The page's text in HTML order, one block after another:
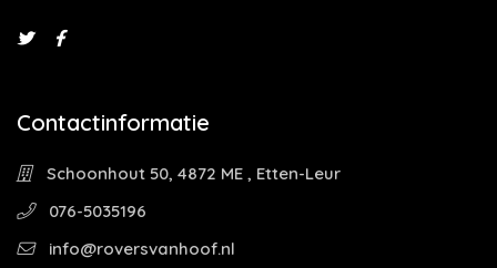
Contactinformatie
Schoonhout 50, 4872 ME , Etten-Leur
076-5035196
info@roversvanhoof.nl